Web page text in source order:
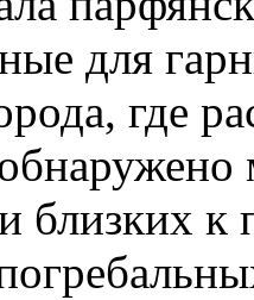
для
где
близких